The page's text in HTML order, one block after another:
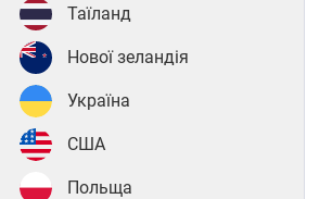
Таїланд
Нової зеландія
Україна
США
Польща